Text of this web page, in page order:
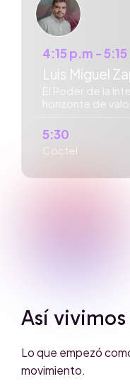
4:15 p.m -
Luis Miguel
El Poder de la
horizonte de
5:30
Coctel
Así
Lo que empezó
movimiento.